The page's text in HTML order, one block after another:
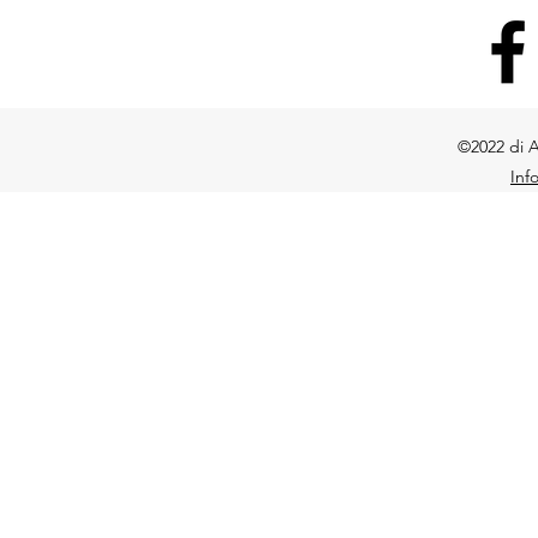
©2022 di